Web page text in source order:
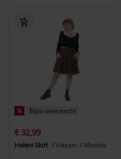
% Bijna uitverkocht
€ 32,99
Heleni Skirt Vixxsin Minirok